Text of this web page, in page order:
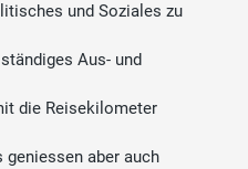
und Soziales zu
Aus- und
die Reisekilometer
geniessen aber auch